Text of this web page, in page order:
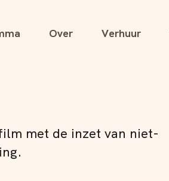
Over Verhuur
met de inzet van niet-